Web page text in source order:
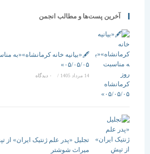
آخرین پست‌ها و مطالب انجمن
🖋️«بیانیه خانه کرمانشاه»«به مناسبت
۰۵/۰۵/۰۵»
/ ۰ دیدگاه
تجلیل «پدر علم ژنتیک ایران» از تپشِ
میراث شوشتر